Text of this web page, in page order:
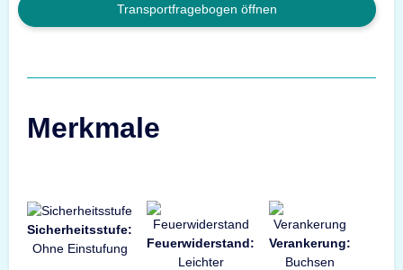
Transportfragebogen öffnen
Merkmale
Sicherheitsstufe:
Ohne Einstufung
Feuerwiderstand:
Leichter
Verankerung:
Buchsen